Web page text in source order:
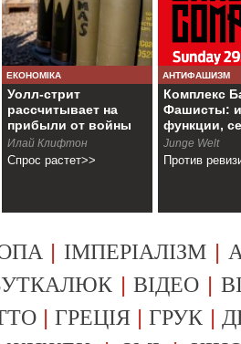
ЕКОНОМІКА
Уолл-стрит
рассчитывает на
прибыли от войны
Илай Клифтон
Спрос растет>>
АНТИФАШИЗМ
Комплекс
Фашисты:
функции,
Junge Welt
Против
| ІМПЕРІАЛІЗМ |
|ВІДЕО |
|ГРЕЦІЯ |ГРУК |